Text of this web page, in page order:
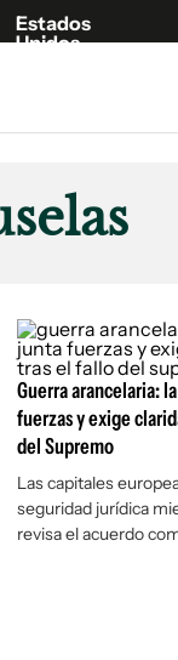
Estados
Unidos
Fúnebres
Publicaciones
Newsletters
Argentina
España
Estados
Guerra arancelaria:
fuerzas y exige
del Supremo
Las capitales
seguridad jurídica
revisa el acuerdo